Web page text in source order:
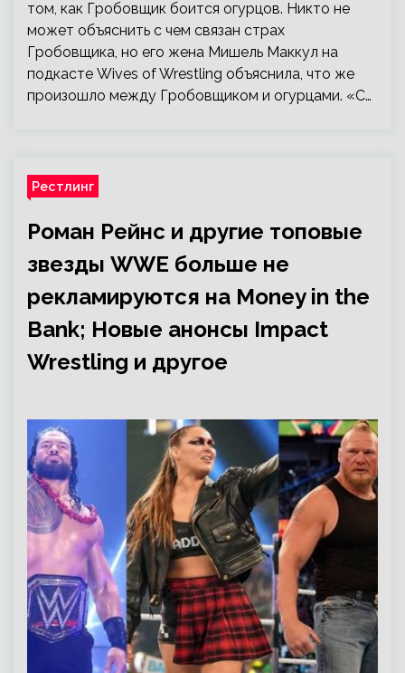
том, как Гробовщик боится огурцов. Никто не
может объяснить с чем связан страх
Гробовщика, но его жена Мишель Маккул на
подкасте Wives of Wrestling объяснила, что же
произошло между Гробовщиком и огурцами. «С…
Рестлинг
Роман Рейнс и другие топовые
звезды WWE больше не
рекламируются на Money in the
Bank; Новые анонсы Impact
Wrestling и другое